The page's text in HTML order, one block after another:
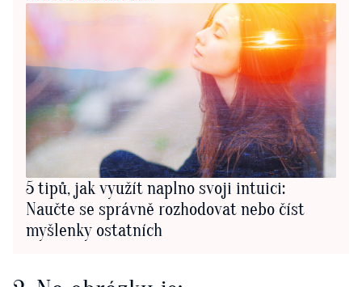
5 tipů, jak využít naplno svoji intuici:
Naučte se správně rozhodovat nebo číst
myšlenky ostatních